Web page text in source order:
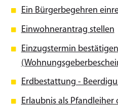
Ein Bürgerbegehren
Einwohnerantrag stellen
Einzugstermin bestätigen
Erdbestattung -
Erlaubnis als